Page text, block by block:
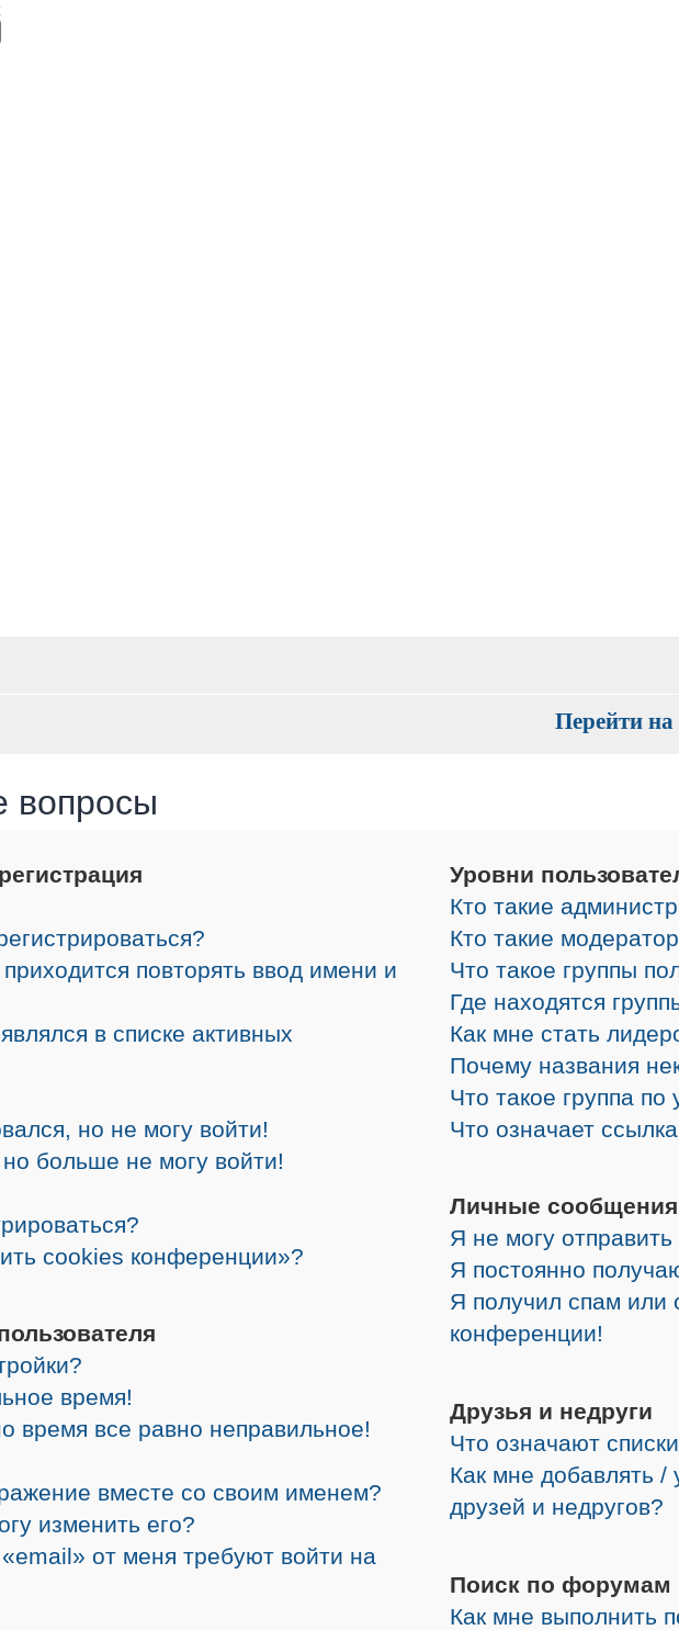
Перейти на
вопросы
повторять ввод имени и
в списке активных
но не могу войти!
больше не могу войти!
cookies конференции»?
время!
время все равно неправильное!
вместе со своим именем?
изменить его?
от меня требуют войти на
Уровни
Кто такие
Кто такие
Что такое группы
Где находятся
Как мне стать
Почему названия
Что такое группа
Что означает
Личные сообщения
Я не могу
Я постоянно
Я получил спам или
конференции!
Друзья и недруги
Что означают
Как мне добавлять /
друзей и недругов?
Поиск по форумам
Как мне выполнить